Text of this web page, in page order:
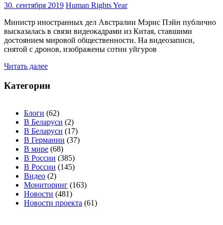
30. сентября 2019 Human Rights Year
Министр иностранных дел Австралии Мэрис Пэйн публично
высказалась в связи видеокадрами из Китая, ставшими
достоянием мировой общественности. На видеозаписи,
снятой с дронов, изображены сотни уйгуров
Читать далее
Категории
Блоги (62)
В Беларуси (2)
В Беларуси (17)
В Германии (37)
В мире (68)
В России (385)
В России (145)
Видео (2)
Мониторинг (163)
Новости (481)
Новости проекта (61)